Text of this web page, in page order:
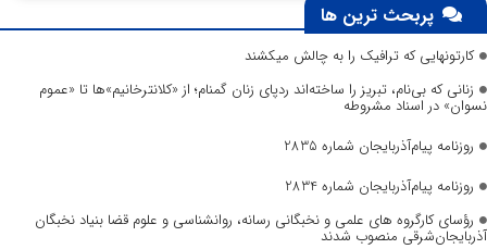
پربحث ترین ها
کارتونهایی که ترافیک را به چالش میکشند
زنانی که بی‌نام، تبریز را ساخته‌اند ردپای زنان گمنام؛ از «کلانترخانیم»ها تا «عموم
نسوان» در اسناد مشروطه
روزنامه پیام‌آذربایجان شماره 2835
روزنامه پیام‌آذربایجان شماره 2834
رؤسای کارگروه های علمی و نخبگانی رسانه، روانشناسی و علوم قضا بنیاد نخبگان
آذربایجان‌شرقی منصوب شدند